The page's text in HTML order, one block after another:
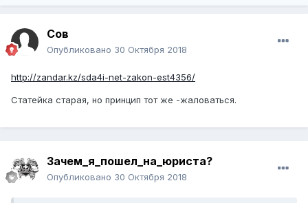
Сов
Опубликовано 30 Октября 2018
http://zandar.kz/sda4i-net-zakon-est4356/
Статейка старая, но принцип тот же -жаловаться.
Зачем_я_пошел_на_юриста?
Опубликовано 30 Октября 2018